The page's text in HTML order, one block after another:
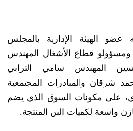
عضو الهيئة الإدارية بالمجلس
ومسؤولو قطاع الأشغال المهندس
المهندس سامي الترابي
شرقان والمبادرات المجتمعية
على مكونات السوق الذي يضم